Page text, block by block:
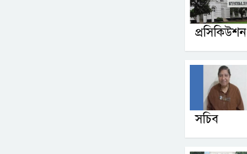
প্রসিকিউশন
সচিব